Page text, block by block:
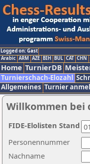
Logged on: Gast
Arabic ARM AZE BIH BUL CAT CHN
Home TurnierDB
Turnierschach-Elozahl
Allgemeines Turnier
Willkommen bei
Nachname
Personennummer
FIDE-Elolisten Stand